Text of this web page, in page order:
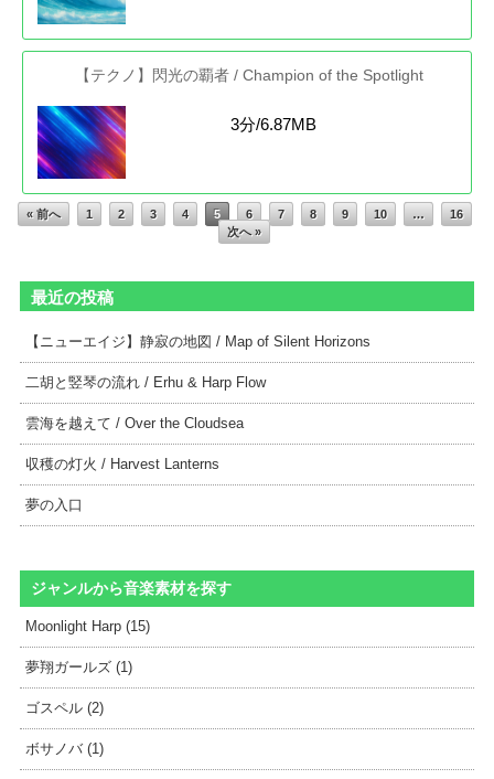
【テクノ】閃光の覇者 / Champion of the Spotlight
3分/6.87MB
« 前へ 1 2 3 4 5 6 7 8 9 10 …
16
次へ »
最近の投稿
【ニューエイジ】静寂の地図 / Map of Silent Horizons
二胡と竪琴の流れ / Erhu & Harp Flow
雲海を越えて / Over the Cloudsea
収穫の灯火 / Harvest Lanterns
夢の入口
ジャンルから音楽素材を探す
Moonlight Harp (15)
夢翔ガールズ (1)
ゴスペル (2)
ボサノバ (1)